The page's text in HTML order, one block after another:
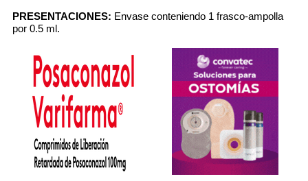
PRESENTACIONES: Envase conteniendo 1 frasco-ampolla
por 0.5 ml.